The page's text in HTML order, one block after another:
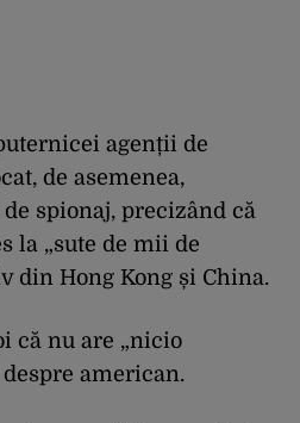
agenții de
de asemenea,
spionaj, precizând că
la „sute de mii de
din Hong Kong și China.
că nu are „nicio
american.